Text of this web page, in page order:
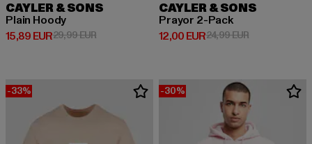
CAYLER & SONS
Plain Hoody
15,89 EUR
Derzeitiger Preis: 15,89 EUR
29,99 EURAktionspreis: 29,99 EUR
CAYLER & SONS
Prayor 2-Pack
12,00 EUR
Derzeitiger Preis: 12,00 EUR
24,99 EURAktionspreis:
-33% -30%